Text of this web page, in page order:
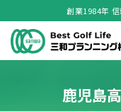
創業1984年
鹿児島